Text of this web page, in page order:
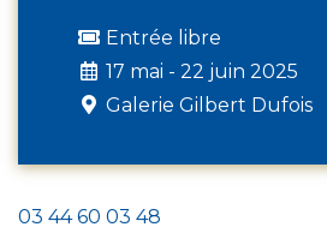
Entrée libre
17 mai - 22 juin 2025
Galerie Gilbert Dufois
03 44 60 03 48